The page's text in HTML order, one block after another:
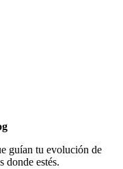
guían tu evolución de
donde estés.